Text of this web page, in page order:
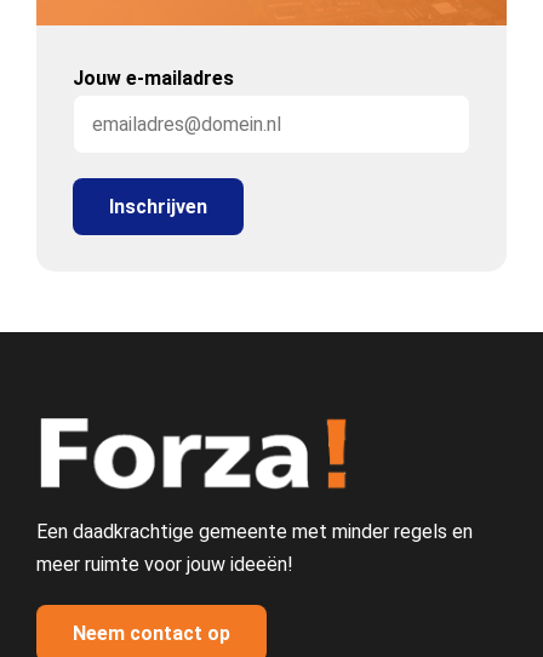
Jouw e-mailadres
Een daadkrachtige gemeente met minder regels en
meer ruimte voor jouw ideeën!
Neem contact op